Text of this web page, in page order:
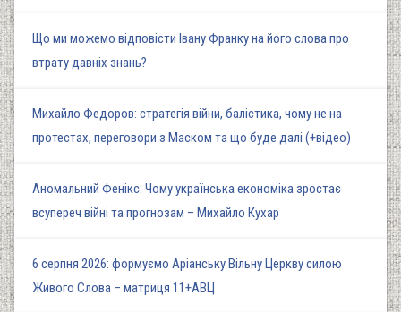
Що ми можемо відповісти Івану Франку на його слова про
втрату давніх знань?
Михайло Федоров: стратегія війни, балістика, чому не на
протестах, переговори з Маском та що буде далі (+відео)
Аномальний Фенікс: Чому українська економіка зростає
всупереч війні та прогнозам – Михайло Кухар
6 серпня 2026: формуємо Аріанську Вільну Церкву силою
Живого Слова – матриця 11+АВЦ